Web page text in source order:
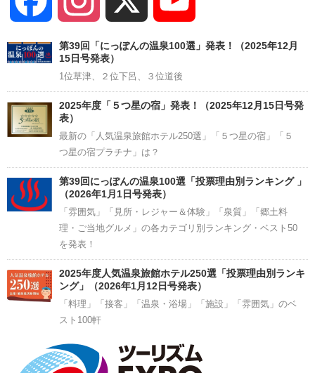
Channel
第39回「にっぽんの温泉100選」発表！（2025年12月
15日号発表）
1位草津、２位下呂、３位道後
2025年度「５つ星の宿」発表！（2025年12月15日号発
表）
最新の「人気温泉旅館ホテル250選」「５つ星の宿」「５
つ星の宿プラチナ」は？
第39回にっぽんの温泉100選「投票理由別ランキング 」
（2026年1月1日号発表）
「雰囲気」「見所・レジャー＆体験」「泉質」「郷土料
理・ご当地グルメ」の各カテゴリ別ランキング・ベスト50
を発表！
2025年度人気温泉旅館ホテル250選「投票理由別ランキ
ング」（2026年1月12日号発表）
「料理」「接客」「温泉・浴場」「施設」「雰囲気」のベ
スト100軒